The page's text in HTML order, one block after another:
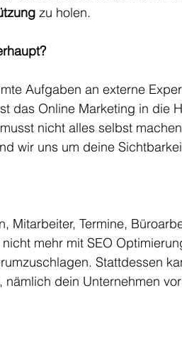
zu holen.
Aufgaben an externe
das Online Marketing in die
nicht alles selbst
wir uns um deine
Mitarbeiter, Termine,
mehr mit SEO
Stattdessen
dein Unternehmen